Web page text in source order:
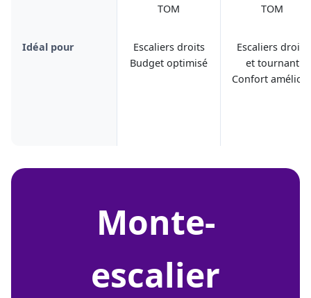
TOM
TOM
Idéal pour
Escaliers droits
Budget optimisé
Escaliers droits
et tournant
Confort
monte-
escalier